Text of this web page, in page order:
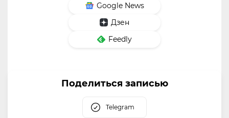
Google News
Дзен
Feedly
Поделиться записью
Telegram